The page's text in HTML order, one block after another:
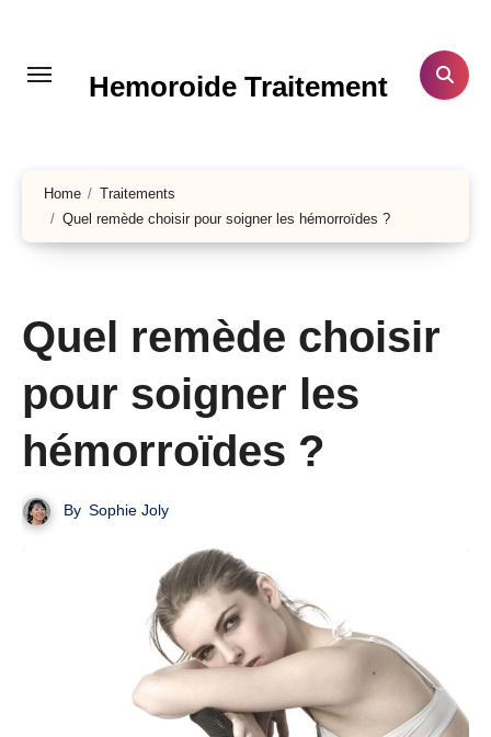
contenu
Hemoroide Traitement
Home
Traitements
Quel remède choisir pour soigner les hémorroïdes ?
Quel remède choisir
pour soigner les
hémorroïdes ?
By Sophie Joly